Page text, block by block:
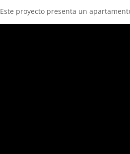
Este proyecto presenta un